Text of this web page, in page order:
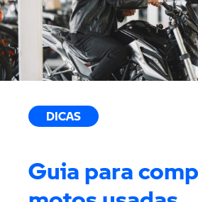
Campanhas
Oficinas
DICAS
Guia para